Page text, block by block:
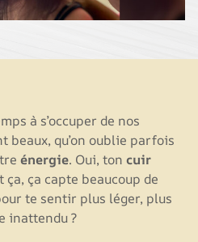
à s’occuper de nos
beaux, qu’on oublie parfois
énergie. Oui, ton cuir
ça, ça capte beaucoup de
te sentir plus léger, plus
inattendu ?